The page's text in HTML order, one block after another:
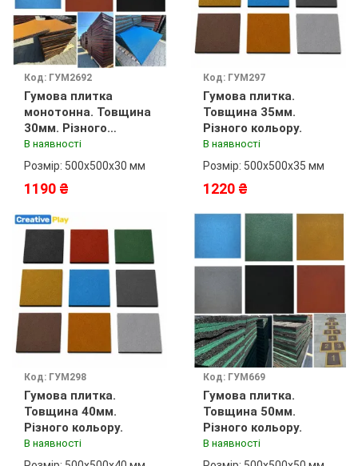
Код: ГУМ2692
Гумова плитка
монотонна. Товщина
30мм. Різного
кольору.
В наявності
Розмір: 500х500х30 мм
1190 ₴
Код: ГУМ297
Гумова плитка.
Товщина 35мм.
Різного кольору.
В наявності
Розмір: 500х500х35 мм
1220 ₴
Код: ГУМ298
Гумова плитка.
Товщина 40мм.
Різного кольору.
В наявності
Код: ГУМ669
Гумова плитка.
Товщина 50мм.
Різного кольору.
В наявності